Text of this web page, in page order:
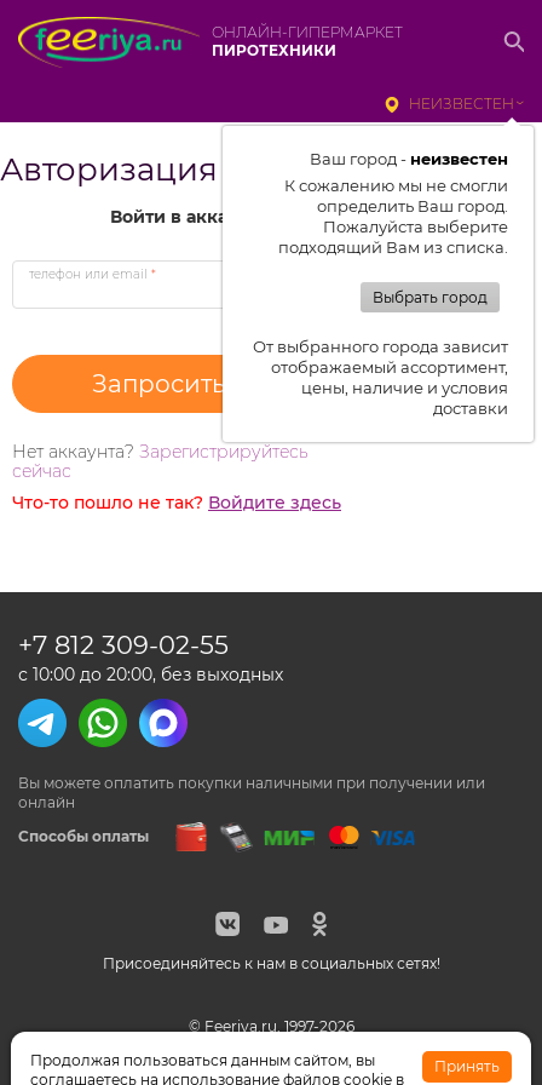
ОНЛАЙН-ГИПЕРМАРКЕТ
ПИРОТЕХНИКИ
НЕИЗВЕСТЕН
Ваш город - неизвестен
К сожалению мы не смогли
определить Ваш город.
Пожалуйста выберите
подходящий Вам из списка.
Выбрать город
От выбранного города зависит
отображаемый ассортимент,
цены, наличие и условия
доставки
Авторизация
Войти в аккаунт
телефон или email *
Нет аккаунта? Зарегистрируйтесь
сейчас
Что-то пошло не так? Войдите здесь
Присоединяйтесь к нам в социальных сетях!
© Feeriya.ru, 1997-2026
Способы оплаты
Вы можете оплатить покупки наличными при получении или
онлайн
+7 812 309-02-55
с 10:00 до 20:00, без выходных
WhatsApp принадлежат компании Meta, признанной
экстремистской организацией на территории РФ
Продолжая пользоваться данным сайтом, вы
соглашаетесь на использование файлов cookie в
Принять